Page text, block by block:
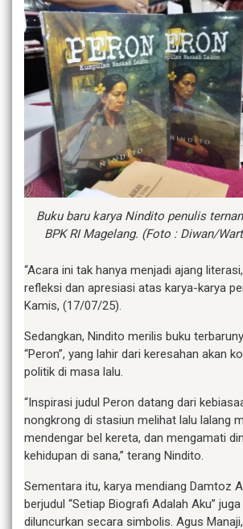
Buku baru karya Nindito penulis
BPK RI Magelang. (Foto : Diwan/
“Acara ini tak hanya menjadi ajang
refleksi dan apresiasi atas karya-karya
Kamis, (17/07/25).
Sedangkan, Nindito merilis buku
“Peron”, yang lahir dari keresahan akan
politik di masa lalu.
“Inspirasi judul Peron datang dari
nongkrong di stasiun melihat lalu lalang
mendengar bel kereta, dan mengamati
kehidupan di sana,” terang Nindito.
Sementara itu, karya mendiang Damtoz
berjudul “Setiap Biografi Adalah Aku”
diluncurkan secara simbolis. Agus